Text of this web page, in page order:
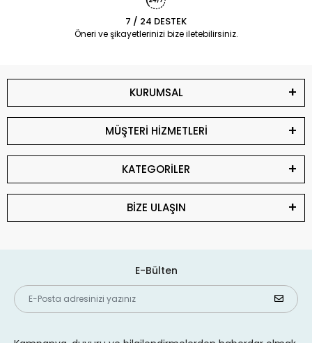
7 / 24 DESTEK
Öneri ve şikayetlerinizi bize iletebilirsiniz.
KURUMSAL
MÜŞTERİ HİZMETLERİ
KATEGORİLER
BİZE ULAŞIN
E-Bülten